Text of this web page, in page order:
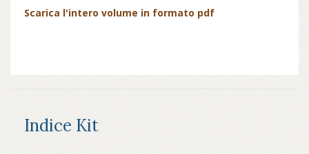
Scarica l'intero volume in formato pdf
Indice Kit